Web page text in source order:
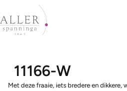
11166-W
Met deze fraaie, iets bredere en dikkere,